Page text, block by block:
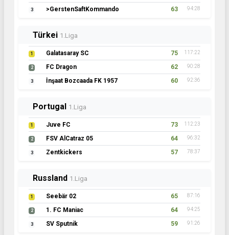
3 >GerstenSaftKommando 63 94:28
Türkei 1.Liga
1 Galatasaray SC 75 117:22
2 FC Dragon 62 90:28
3 İnşaat Bozcaada FK 1957 60 92:36
Portugal 1.Liga
1 Juve FC 73 112:23
2 FSV AlCatraz 05 64 96:32
3 Zentkickers 57 78:37
Russland 1.Liga
1 Seebär 02 65 87:16
2 1. FC Maniac 64 94:25
3 SV Sputnik 59 91:26